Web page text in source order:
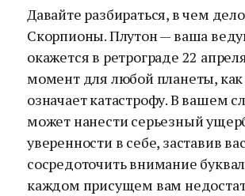
Давайте разбираться, в чем
Скорпионы. Плутон — ваша
окажется в ретрограде 22
момент для любой планеты, как
означает катастрофу. В вашем
может нанести серьезный
уверенности в себе, заставив вас
сосредоточить внимание
каждом присущем вам